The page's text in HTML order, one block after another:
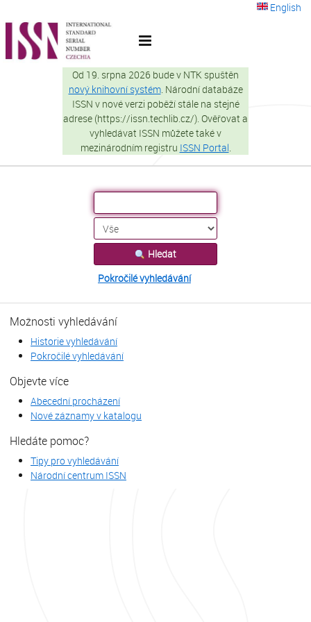
English
VuFind
Od 19. srpna 2026 bude v NTK spuštěn
nový knihovní systém. Národní databáze
ISSN v nové verzi poběží stále na stejné
adrese (https://issn.techlib.cz/). Ověřovat a
vyhledávat ISSN můžete také v
mezinárodním registru ISSN Portal.
Hledat
Pokročilé vyhledávání
Možnosti vyhledávání
Historie vyhledávání
Pokročilé vyhledávání
Objevte více
Abecední procházení
Nové záznamy v katalogu
Hledáte pomoc?
Tipy pro vyhledávání
Národní centrum ISSN